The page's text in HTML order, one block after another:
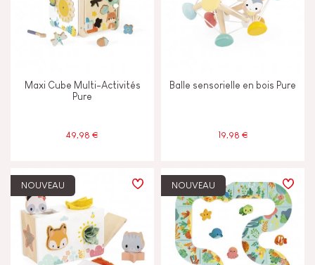
Maxi Cube Multi-Activités
Pure
49,98 €
Balle sensorielle en bois Pure
19,98 €
NOUVEAU NOUVEAU